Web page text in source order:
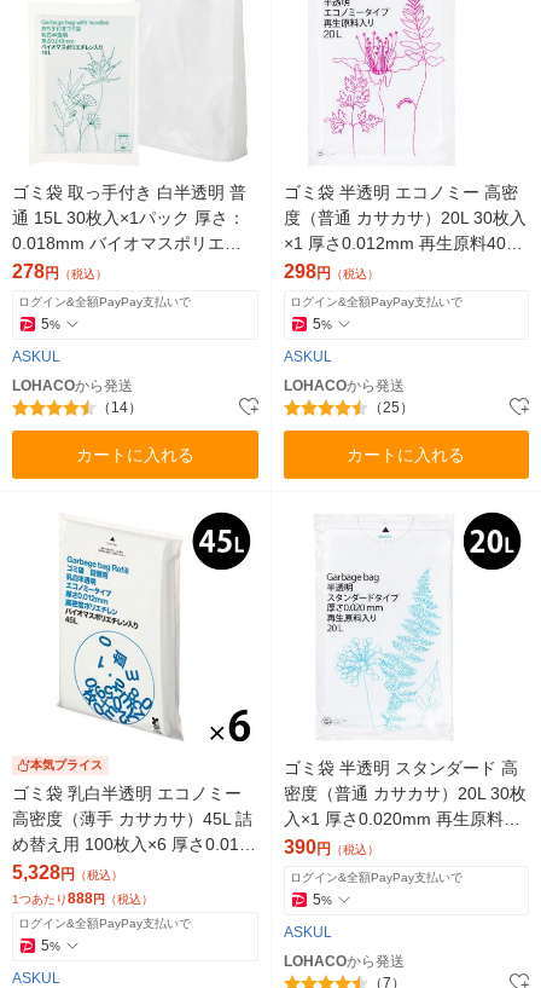
ゴミ袋 取っ手付き 白半透明 普
通 15L 30枚入×1パック 厚さ：
0.018mm バイオマスポリエチ
レン入り アスクル （イチオ
シ） オリジナル
278円 （税込）
ログイン&全額PayPay支払いで
5%
ASKUL
LOHACOから発送
（14）
カートに入れる
ゴミ袋 半透明 エコノミー 高密
度（普通 カサカサ）20L 30枚入
×1 厚さ0.012mm 再生原料40%
アスクル （イチオシ） オリジ
ナル
298円 （税込）
ログイン&全額PayPay支払いで
5%
ASKUL
LOHACOから発送
（25）
カートに入れる
本気プライス
ゴミ袋 乳白半透明 エコノミー
高密度（薄手 カサカサ）45L 詰
め替え用 100枚入×6 厚さ0.012
mm アスクル オリジナル
5,328円
（税込）
1つあたり888円 （税込）
ログイン&全額PayPay支払いで
5%
ASKUL
ゴミ袋 半透明 スタンダード 高
密度（普通 カサカサ）20L 30枚
入×1 厚さ0.020mm 再生原料4
390円 （税込）
ログイン&全額PayPay支払いで
5%
ASKUL
LOHACOから発送
（7）